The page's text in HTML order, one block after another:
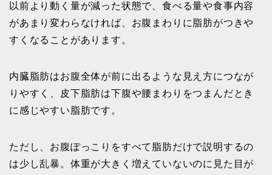
以前より動く量が減った状態で、食べる量や食事内容
があまり変わらなければ、お腹まわりに脂肪がつきや
すくなることがあります。
内臓脂肪はお腹全体が前に出るような見え方につなが
りやすく、皮下脂肪は下腹や腰まわりをつまんだとき
に感じやすい脂肪です。
ただし、お腹ぽっこりをすべて脂肪だけで説明するの
は少し乱暴。体重が大きく増えていないのに見た目が